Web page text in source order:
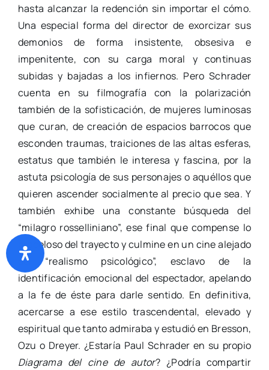
hasta alcanzar la redención sin importar el cómo.
Una especial forma del director de exorcizar sus
demonios de forma insistente, obsesiva e
impenitente, con su carga moral y continuas
subidas y bajadas a los infiernos. Pero Schrader
cuenta en su filmografía con la polarización
también de la sofisticación, de mujeres luminosas
que curan, de creación de espacios barrocos que
esconden traumas, traiciones de las altas esferas,
estatus que también le interesa y fascina, por la
astuta psicología de sus personajes o aquéllos que
quieren ascender socialmente al precio que sea. Y
también exhibe una constante búsqueda del
“milagro rosselliniano”, ese final que compense lo
proceloso del trayecto y culmine en un cine alejado
del “realismo psicológico”, esclavo de la
identificación emocional del espectador, apelando
a la fe de éste para darle sentido. En definitiva,
acercarse a ese estilo trascendental, elevado y
espiritual que tanto admiraba y estudió en Bresson,
Ozu o Dreyer. ¿Estaría Paul Schrader en su propio
Diagrama del cine de autor? ¿Podría compartir